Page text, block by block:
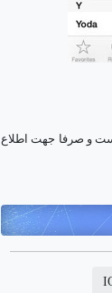
و صرفا جهت اطلاع